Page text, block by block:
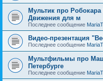
Мультик про
Движения для м
Последнее сообщение
Видео-презентация
Последнее сообщение
Мультфильмы про
Петербурге
Последнее сообщение